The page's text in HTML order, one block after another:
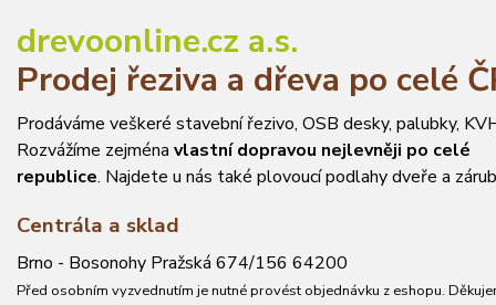
drevoonline.cz a.s.
Prodej řeziva a dřeva po celé
Prodáváme veškeré stavební řezivo, OSB desky, palubky,
Rozvážíme zejména vlastní dopravou nejlevněji po celé
republice. Najdete u nás také plovoucí podlahy dveře a
Centrála a sklad
Brno - Bosonohy Pražská 674/156 64200
Před osobním vyzvednutím je nutné provést objednávku z eshopu.